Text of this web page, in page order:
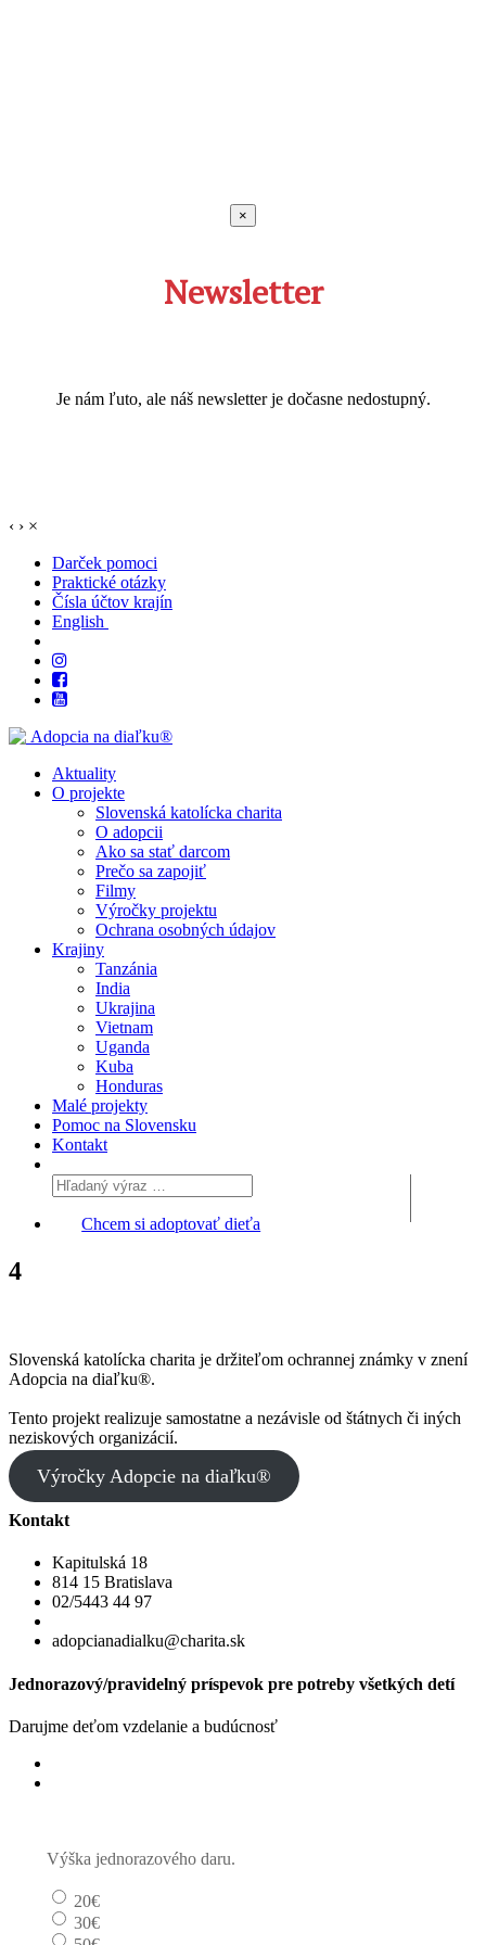
×
Newsletter
Je nám ľuto, ale náš newsletter je dočasne nedostupný.
‹ › ×
Darček pomoci
Praktické otázky
Čísla účtov krajín
English
Aktuality
O projekte
Slovenská katolícka charita
O adopcii
Ako sa stať darcom
Prečo sa zapojiť
Filmy
Výročky projektu
Ochrana osobných údajov
Krajiny
Tanzánia
India
Ukrajina
Vietnam
Uganda
Kuba
Honduras
Malé projekty
Pomoc na Slovensku
Kontakt
Chcem si adoptovať dieťa
4
Slovenská katolícka charita je držiteľom ochrannej známky v znení
Adopcia na diaľku®.
Tento projekt realizuje samostatne a nezávisle od štátnych či iných
neziskových organizácií.
Výročky Adopcie na diaľku®
Kontakt
Kapitulská 18
814 15 Bratislava
02/5443 44 97
adopcianadialku@charita.sk
Jednorazový/pravidelný príspevok pre potreby všetkých detí
Darujme deťom vzdelanie a budúcnosť
Výška jednorazového daru.
20€
30€